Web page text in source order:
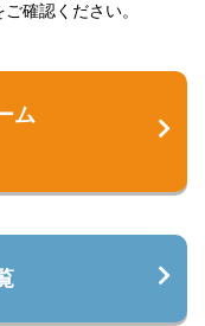
確認ください。
ム